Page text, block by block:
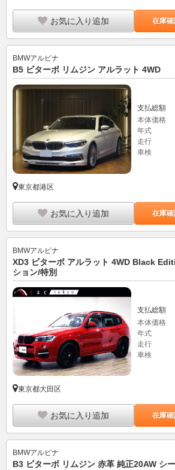
お気に入り追加 在庫
BMWアルピナ
B5 ビターボ リムジン アルラット 4WD
支払総額
本体価格
年式
走行
車検
東京都港区
お気に入り追加 在庫
BMWアルピナ
XD3 ビターボ アルラット 4WD Black
ション/特別
支払総額
本体価格
年式
走行
車検
東京都大田区
お気に入り追加 在庫
BMWアルピナ
B3 ビターボ リムジン 赤革 純正20AW シ